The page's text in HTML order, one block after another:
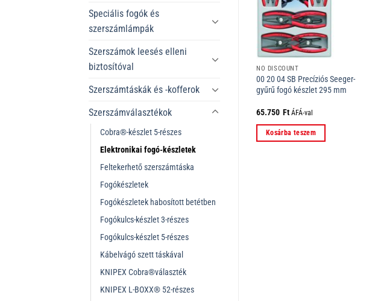
Speciális fogók és
szerszámlámpák
Szerszámok leesés elleni
biztosítóval
Szerszámtáskák és -kofferok
Szerszámválasztékok
Cobra®-készlet 5-részes
Elektronikai fogó-készletek
Feltekerhető szerszámtáska
Fogókészletek
Fogókészletek habosított betétben
Fogókulcs-készlet 3-részes
Fogókulcs-készlet 5-részes
Kábelvágó szett táskával
KNIPEX Cobra®választék
KNIPEX L-BOXX® 52-részes
NO DISCOUNT
00 20 04 SB Precíziós Seeger-
gyűrű fogó készlet 295 mm
65.750 Ft ÁFÁ-val
Kosárba teszem
365 mm
34.780 Ft
Kosárba teszem